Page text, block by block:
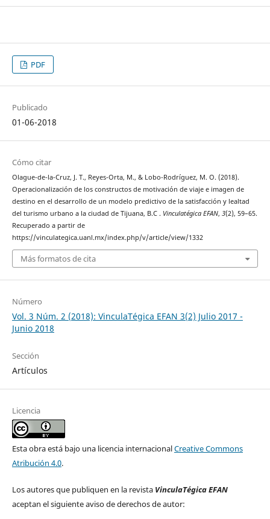
PDF
Publicado
01-06-2018
Cómo citar
Olague-de-la-Cruz, J. T., Reyes-Orta, M., & Lobo-Rodríguez, M. O. (2018).
Operacionalización de los constructos de motivación de viaje e imagen de
destino en el desarrollo de un modelo predictivo de la satisfacción y lealtad
del turismo urbano a la ciudad de Tijuana, B.C . Vinculatégica EFAN, 3(2), 59–65.
Recuperado a partir de
https://vinculategica.uanl.mx/index.php/v/article/view/1332
Más formatos de cita
Número
Vol. 3 Núm. 2 (2018): VinculaTégica EFAN 3(2) Julio 2017 -
Junio 2018
Sección
Artículos
Licencia
Esta obra está bajo una licencia internacionalCreative Commons
Atribución 4.0.
Los autores que publiquen en la revista VinculaTégica EFAN
aceptan el siguiente aviso de derechos de autor: